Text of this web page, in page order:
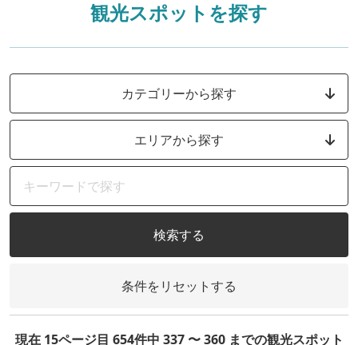
観光スポットを探す
カテゴリーから探す
エリアから探す
検索する
条件をリセットする
現在 15ページ目 654件中 337 〜 360 までの観光スポット